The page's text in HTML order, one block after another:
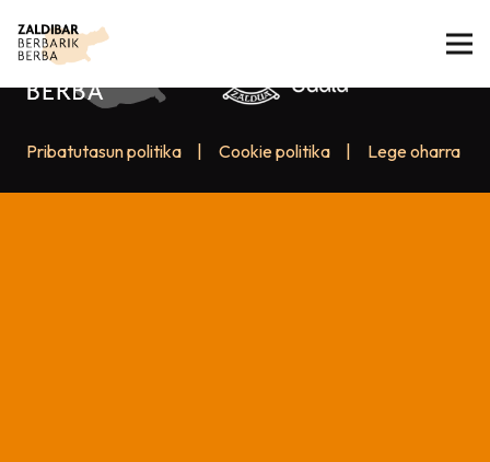
Pribatutasun politika Cookie politika Lege oharra